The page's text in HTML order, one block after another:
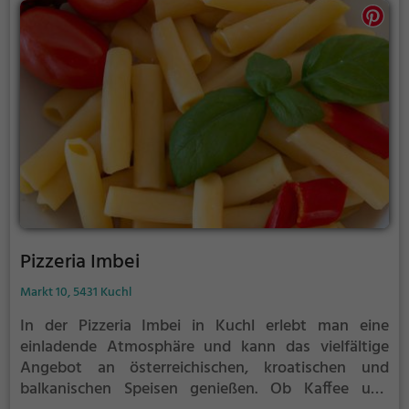
und man kann sich auf eine authentische und
geschmackvolle Erfahrung freuen. Egal ob man auf
der Suche nach einem gemütlichen Abendessen
oder einem geselligen Treffen ist, die Pizzeria Bella
Palma Sandwirt bietet für jeden Anlass und
Geschmack das Passende.
Pizzeria Imbei
Markt 10, 5431 Kuchl
In der Pizzeria Imbei in Kuchl erlebt man eine
einladende Atmosphäre und kann das vielfältige
Angebot an österreichischen, kroatischen und
balkanischen Speisen genießen. Ob Kaffee und